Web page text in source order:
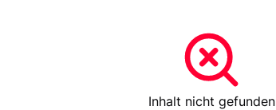
Inhalt nicht gefunden